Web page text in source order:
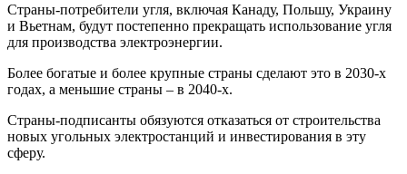
Страны-потребители угля, включая Канаду, Польшу, Украину
и Вьетнам, будут постепенно прекращать использование угля
для производства электроэнергии.
Более богатые и более крупные страны сделают это в 2030-х
годах, а меньшие страны – в 2040-х.
Страны-подписанты обязуются отказаться от строительства
новых угольных электростанций и инвестирования в эту
сферу.